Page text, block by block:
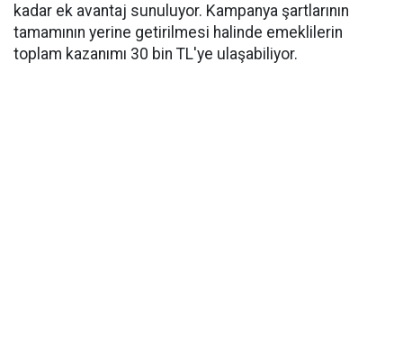
kadar ek avantaj sunuluyor. Kampanya şartlarının
tamamının yerine getirilmesi halinde emeklilerin
toplam kazanımı 30 bin TL'ye ulaşabiliyor.